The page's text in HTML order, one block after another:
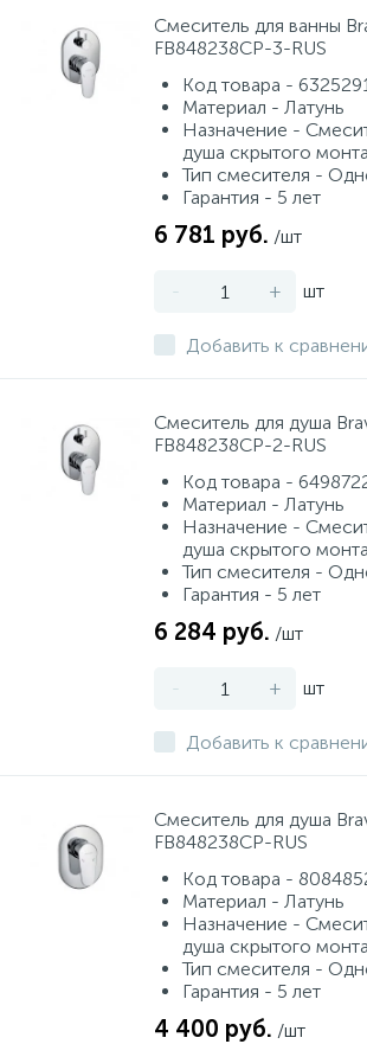
Смеситель для ванны
FB848238CP-3-RUS
Код товара -
Материал - Латунь
Назначение -
душа скрытого
Тип смесителя -
Гарантия - 5 лет
6 781 руб. /шт
- + шт
Добавить к
Смеситель для душа
FB848238CP-2-RUS
Код товара -
Материал - Латунь
Назначение -
душа скрытого
Тип смесителя -
Гарантия - 5 лет
6 284 руб. /шт
- + шт
Добавить к
Смеситель для душа
FB848238CP-RUS
Код товара -
Материал - Латунь
Назначение -
душа скрытого
Тип смесителя -
Гарантия - 5 лет
4 400 руб. /шт